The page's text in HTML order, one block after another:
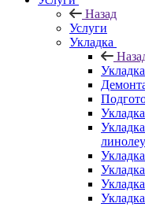
Назад
Услуги
Укладка
Укладка